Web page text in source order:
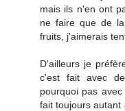
mais ils n'en ont
ne faire que de
fruits, j'aimerais
D'ailleurs je
c'est fait avec
pourquoi pas
fait toujours autant